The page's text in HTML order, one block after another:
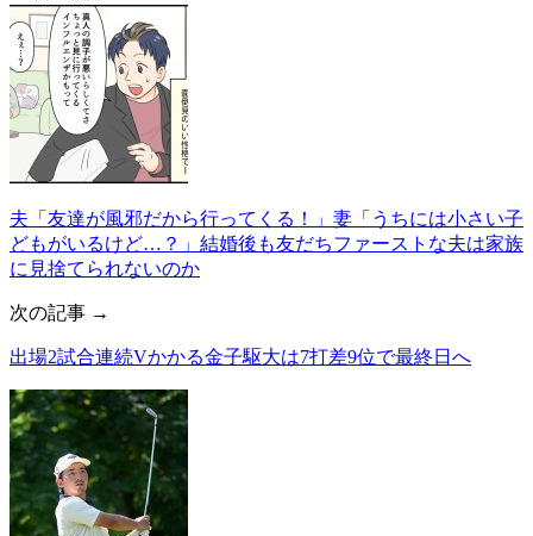
夫「友達が風邪だから行ってくる！」妻「うちには小さい子
どもがいるけど…？」結婚後も友だちファーストな夫は家族
に見捨てられないのか
次の記事 →
出場2試合連続Vかかる金子駆大は7打差9位で最終日へ